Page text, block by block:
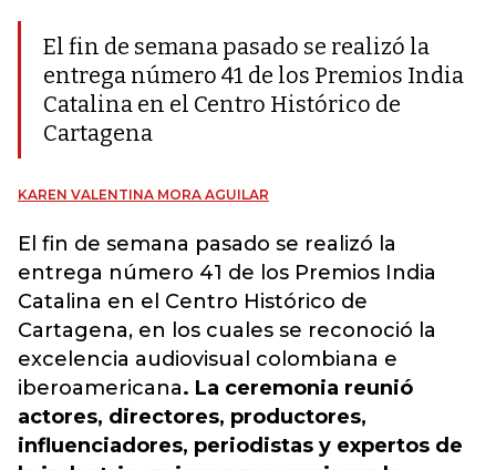
El fin de semana pasado se realizó la
entrega número 41 de los Premios India
Catalina en el Centro Histórico de
Cartagena
KAREN VALENTINA MORA AGUILAR
El fin de semana pasado se realizó la
entrega número 41 de los Premios India
Catalina en el Centro Histórico de
Cartagena, en los cuales se reconoció la
excelencia audiovisual colombiana e
iberoamericana. La ceremonia reunió
actores, directores, productores,
influenciadores, periodistas y expertos de